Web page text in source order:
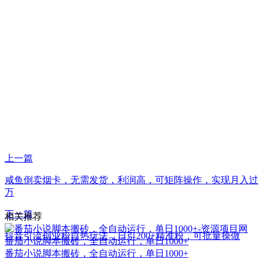
上一篇
咸鱼倒卖烟卡，无需发货，利润高，可矩阵操作，实现月入过
万
下一篇
抖音引流创业粉自热玩法，日引200+精准粉，可批量操做
相关推荐
番茄小说脚本搬砖，全自动运行，单日1000+
番茄小说脚本搬砖，全自动运行，单日1000+